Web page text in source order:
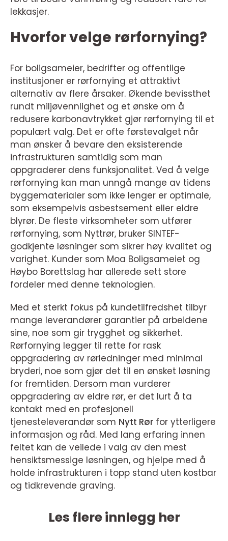
lekkasjer.
Hvorfor velge rørfornying?
For boligsameier, bedrifter og offentlige
institusjoner er rørfornying et attraktivt
alternativ av flere årsaker. Økende bevissthet
rundt miljøvennlighet og et ønske om å
redusere karbonavtrykket gjør rørfornying til et
populært valg. Det er ofte førstevalget når
man ønsker å bevare den eksisterende
infrastrukturen samtidig som man
oppgraderer dens funksjonalitet. Ved å velge
rørfornying kan man unngå mange av tidens
byggematerialer som ikke lenger er optimale,
som eksempelvis asbestsement eller eldre
blyrør. De fleste virksomheter som utfører
rørfornying, som Nyttrør, bruker SINTEF-
godkjente løsninger som sikrer høy kvalitet og
varighet. Kunder som Moa Boligsameiet og
Høybo Borettslag har allerede sett store
fordeler med denne teknologien.
Med et sterkt fokus på kundetilfredshet tilbyr
mange leverandører garantier på arbeidene
sine, noe som gir trygghet og sikkerhet.
Rørfornying legger til rette for rask
oppgradering av rørledninger med minimal
bryderi, noe som gjør det til en ønsket løsning
for fremtiden. Dersom man vurderer
oppgradering av eldre rør, er det lurt å ta
kontakt med en profesjonell
tjenesteleverandør som Nytt Rør for ytterligere
informasjon og råd. Med lang erfaring innen
feltet kan de veilede i valg av den mest
hensiktsmessige løsningen, og hjelpe med å
holde infrastrukturen i topp stand uten kostbar
og tidkrevende graving.
Les flere innlegg her